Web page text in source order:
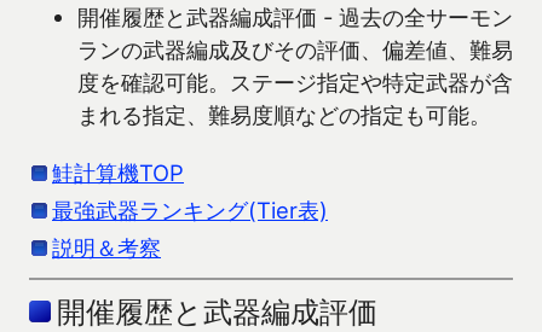
開催履歴と武器編成評価 - 過去の全サーモン
ランの武器編成及びその評価、偏差値、難易
度を確認可能。ステージ指定や特定武器が含
まれる指定、難易度順などの指定も可能。
鮭計算機TOP
最強武器ランキング(Tier表)
説明＆考察
開催履歴と武器編成評価